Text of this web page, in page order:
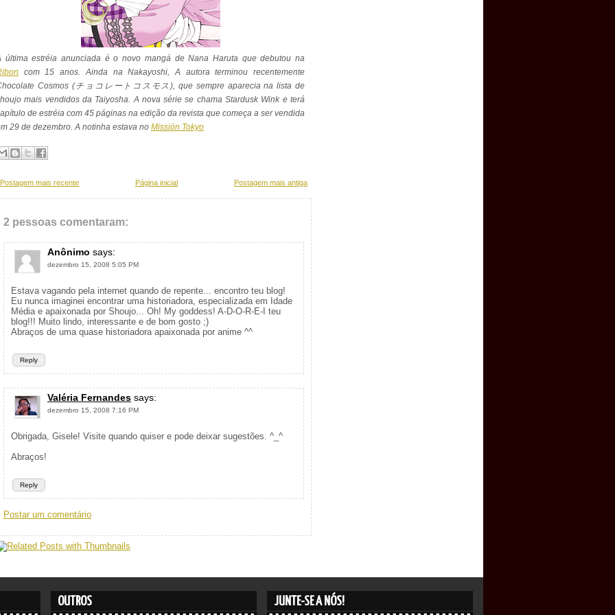
última estréia anunciada é o novo mangá de Nana Haruta que debutou na
com 15 anos. Ainda na Nakayoshi, A autora terminou recentemente
Cosmos (チョコレートコスモス), que sempre aparecia na lista de
mais vendidos da Taiyosha. A nova série se chama Stardusk Wink e terá
de estréia com 45 páginas na edição da revista que começa a ser vendida
29 de dezembro. A notinha estava no Missión Tokyo
Postagem mais recente Postagem mais antiga
Página inicial
2 pessoas comentaram:
Anônimo says:
dezembro 15, 2008 5:05 PM
Reply
Estava vagando pela internet quando de repente... encontro teu blog!
Eu nunca imaginei encontrar uma historiadora, especializada em Idade
Média e apaixonada por Shoujo... Oh! My goddess! A-D-O-R-E-I teu
blog!!! Muito lindo, interessante e de bom gosto ;)
Abraços de uma quase historiadora apaixonada por anime ^^
Valéria Fernandes says:
dezembro 15, 2008 7:16 PM
Reply
Obrigada, Gisele! Visite quando quiser e pode deixar sugestões. ^_^
Abraços!
Postar um comentário
OUTROS JUNTE-SE A NÓS!